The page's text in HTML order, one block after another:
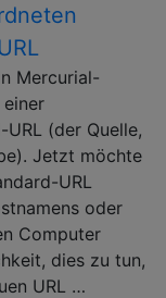
Mercurial-
(der Quelle,
Jetzt möchte
URL
oder
Computer
dies zu tun,
URL …